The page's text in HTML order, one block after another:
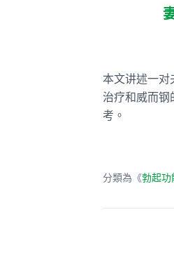
本文讲述一对
治疗和威而钢
考。
分類為《勃起功